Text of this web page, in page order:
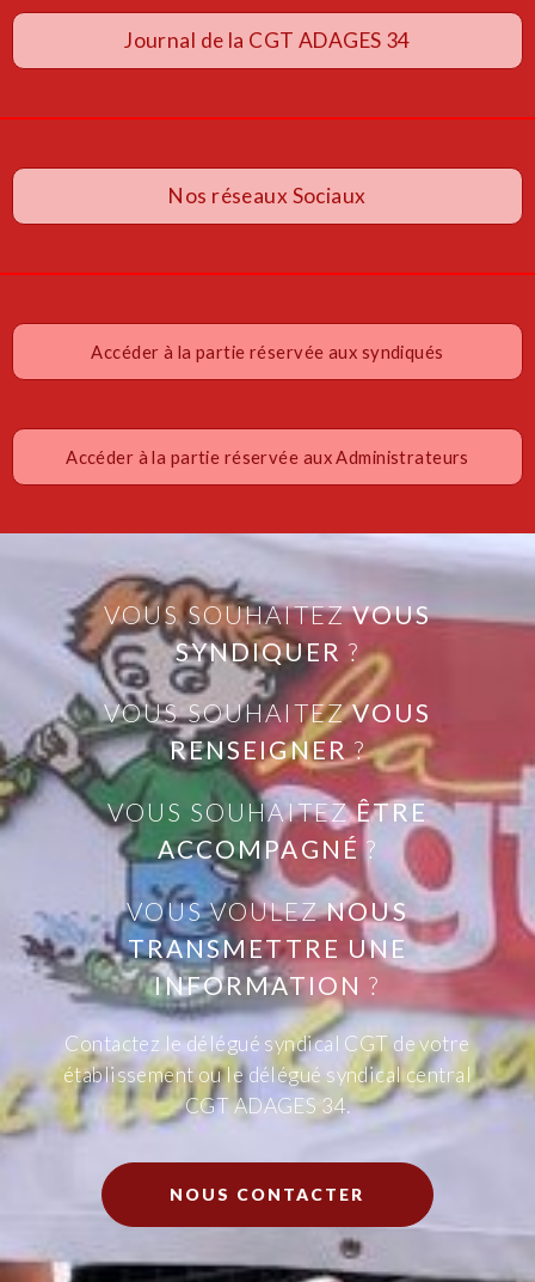
Journal de la CGT ADAGES 34
Nos réseaux Sociaux
Accéder à la partie réservée aux syndiqués
Accéder à la partie réservée aux Administrateurs
VOUS SOUHAITEZVOUS
SYNDIQUER?
VOUS SOUHAITEZVOUS
RENSEIGNER?
VOUS SOUHAITEZÊTRE
ACCOMPAGNÉ?
VOUS VOULEZNOUS
TRANSMETTRE UNE
INFORMATION?
Contactez le délégué syndical CGT de votre
établissementou le délégué syndical central
CGT ADAGES 34.
NOUS CONTACTER